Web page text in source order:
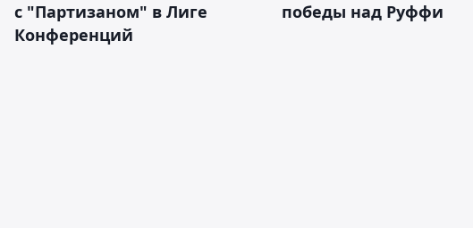
с "Партизаном" в Лиге
Конференций
победы над Руффи